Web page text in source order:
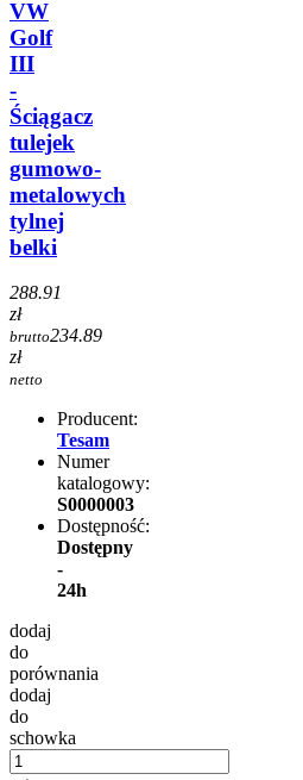
VW
Golf
III
-
Ściągacz
tulejek
gumowo-
metalowych
tylnej
belki
288.91
zł
brutto234.89
zł
netto
Producent:
Tesam
Numer
katalogowy:
S0000003
Dostępność:
Dostępny
-
24h
dodaj
do
porównania
dodaj
do
schowka